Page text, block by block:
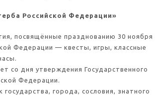
Российской Федерации»
посвящённые празднованию 30 ноября
Федерации — квесты, игры, классные
со дня утверждения Государственного
Федерации.
города, сословия, знатного